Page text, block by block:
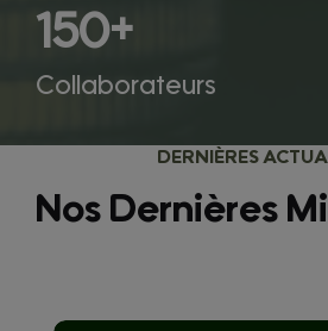
150+
Collaborateurs
DERNIÈRES
Nos Dernières